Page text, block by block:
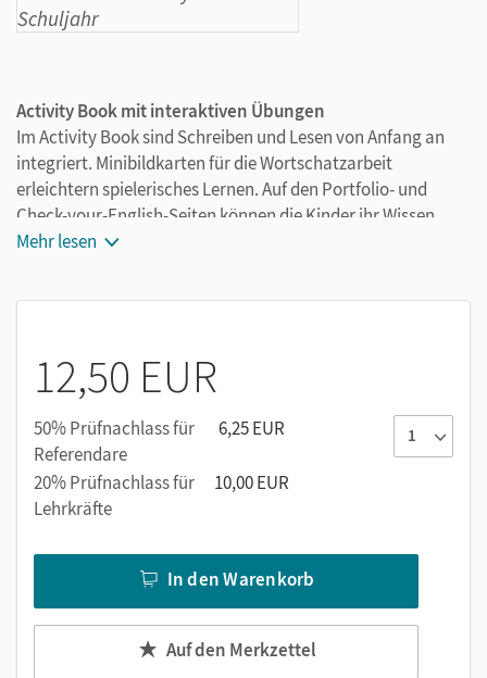
Activity Book mit interaktiven Übungen
Im Activity Book sind Schreiben und Lesen von Anfang an
integriert. Minibildkarten für die Wortschatzarbeit
erleichtern spielerisches Lernen. Auf den Portfolio- und
Check-your-English-Seiten können die Kinder ihr Wissen
dokumentieren und selbstständig überprüfen.
Mehr lesen
12,50 EUR
50% Prüfnachlass für
Referendare
6,25 EUR
20% Prüfnachlass für
Lehrkräfte
10,00 EUR
In den Warenkorb
Auf den Merkzettel